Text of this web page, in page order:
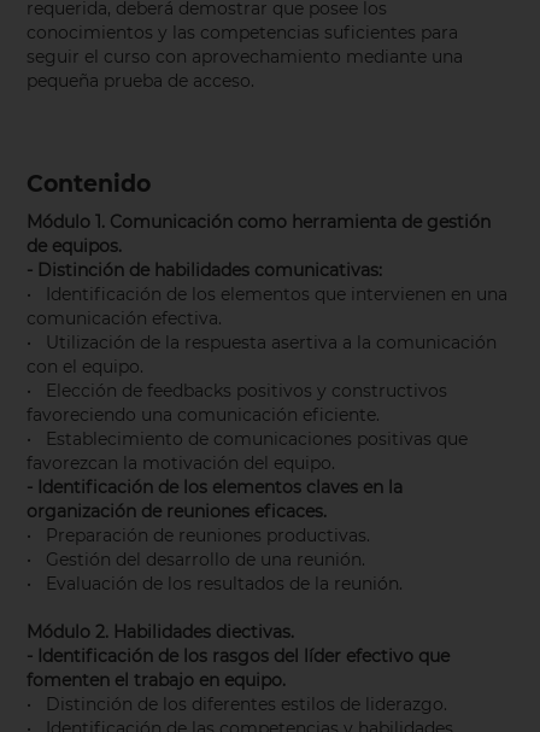
requerida, deberá demostrar que posee los
conocimientos y las competencias suficientes para
seguir el curso con aprovechamiento mediante una
pequeña prueba de acceso.
Contenido
Módulo 1. Comunicación como herramienta de gestión
de equipos.
- Distinción de habilidades comunicativas:
• Identificación de los elementos que intervienen en una
comunicación efectiva.
• Utilización de la respuesta asertiva a la comunicación
con el equipo.
• Elección de feedbacks positivos y constructivos
favoreciendo una comunicación eficiente.
• Establecimiento de comunicaciones positivas que
favorezcan la motivación del equipo.
- Identificación de los elementos claves en la
organización de reuniones eficaces.
• Preparación de reuniones productivas.
• Gestión del desarrollo de una reunión.
• Evaluación de los resultados de la reunión.
Módulo 2. Habilidades diectivas.
- Identificación de los rasgos del líder efectivo que
fomenten el trabajo en equipo.
• Distinción de los diferentes estilos de liderazgo.